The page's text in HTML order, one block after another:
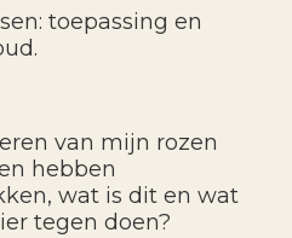
toepassing en
van mijn rozen
hebben
wat is dit en wat
tegen doen?